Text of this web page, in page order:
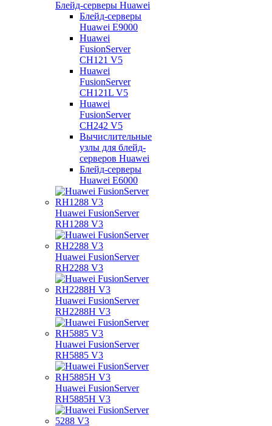
Блейд-серверы Huawei
Блейд-серверы
Huawei E9000
Huawei
FusionServer
CH121 V5
Huawei
FusionServer
CH121L V5
Huawei
FusionServer
CH242 V5
Вычислительные
узлы для блейд-
серверов Huawei
Блейд-серверы
Huawei E6000
Huawei FusionServer
RH1288 V3
Huawei FusionServer
RH2288 V3
Huawei FusionServer
RH2288H V3
Huawei FusionServer
RH5885 V3
Huawei FusionServer
RH5885H V3